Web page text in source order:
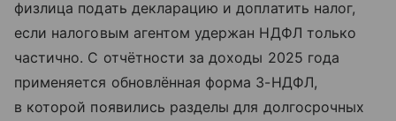
физлица подать декларацию и доплатить налог,
если налоговым агентом удержан НДФЛ только
частично. С отчётности за доходы 2025 года
применяется обновлённая форма 3-НДФЛ,
в которой появились разделы для долгосрочных